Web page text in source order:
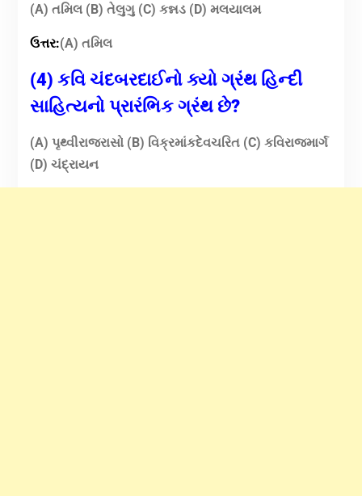
(A) તમિલ (B) તેલુગુ (C) કન્નડ (D) મલયાલમ
ઉત્તર:(A) તમિલ
(4) કવિ ચંદબરદાઈનો ક્યો ગ્રંથ હિન્દી
સાહિત્યનો પ્રારંભિક ગ્રંથ છે?
(A) પૃથ્વીરાજરાસો (B) વિક્રમાંકદેવચરિત (C) કવિરાજમાર્ગ
(D) ચંદ્રાયન